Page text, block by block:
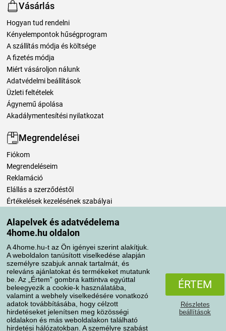
Alapelvek és adatvédelema
4home.hu oldalon
A 4home.hu-t az Ön igényei szerint alakítjuk.
A weboldalon tanúsított viselkedése alapján
személyre szabjuk annak tartalmát, és
releváns ajánlatokat és termékeket mutatunk
be. Az „Értem” gombra kattintva egyúttal
beleegyezik a cookie-k használatába,
valamint a webhely viselkedésére vonatkozó
adatok továbbításába, hogy célzott
hirdetéseket jelenítsen meg közösségi
oldalakon és más weboldalakon található
hirdetési hálózatokban. A személyre szabást
ÉRTEM
Részletes
beállítások
Vásárlás
Hogyan tud rendelni
Kényelempontok hűségprogram
A szállítás módja és költsége
A fizetés módja
Miért vásároljon nálunk
Adatvédelmi beállítások
Üzleti feltételek
Ágynemű ápolása
Akadálymentesítési nyilatkozat
Megrendelései
Fiókom
Megrendeléseim
Reklamáció
Elállás a szerződéstől
Értékelések kezelésének szabályai
Szállítási módok
Fizetési módok